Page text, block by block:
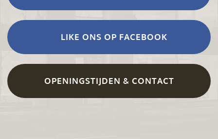
LIKE ONS OP FACEBOOK
OPENINGSTIJDEN & CONTACT